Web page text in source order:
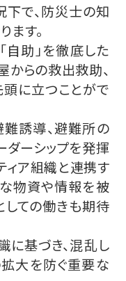
で、防災士の知
す。
自助」を徹底した
からの救出救助、
頭に立つことがで
誘導、避難所の
ダーシップを発揮
ィア組織と連携す
な物資や情報を被
ての働きも期待
基づき、混乱し
大を防ぐ重要な